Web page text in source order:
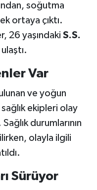
soğutma
ortaya çıktı.
26 yaşındaki S.S.
Var
ve yoğun
ekipleri olay
durumlarının
olayla ilgili
Sürüyor